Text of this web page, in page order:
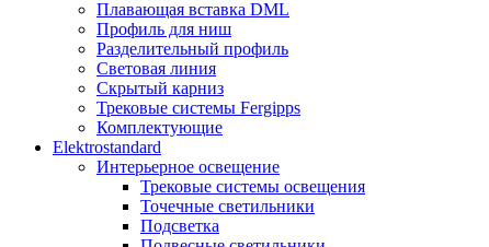
Плавающая вставка DML
Профиль для ниш
Разделительный профиль
Световая линия
Скрытый карниз
Трековые системы Fergipps
Комплектующие
Elektrostandard
Интерьерное освещение
Трековые системы освещения
Точечные светильники
Подсветка